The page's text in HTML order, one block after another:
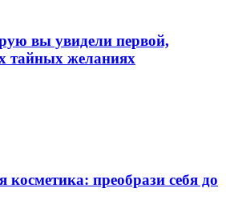
вы увидели первой,
тайных желаниях
косметика: преобрази себя до